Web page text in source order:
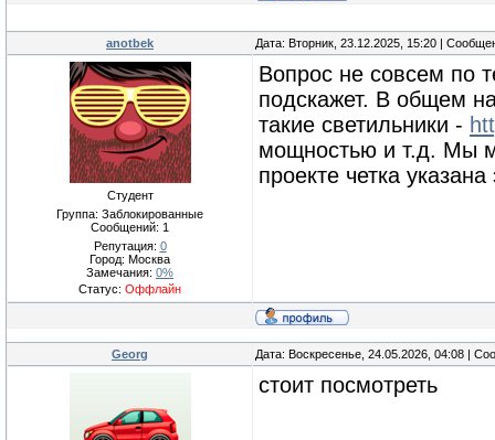
anotbek Дата: Вторник, 23.12.2025, 15:20 |
Студент
Группа: Заблокированные
Сообщений: 1
Репутация: 0
Город: Москва
Замечания: 0%
Статус: Оффлайн
Вопрос не совсем по
подскажет. В общем
такие светильники -
мощностью и т.д. Мы
проекте четка
Georg Дата: Воскресенье, 24.05.2026, 04:08 |
стоит посмотреть